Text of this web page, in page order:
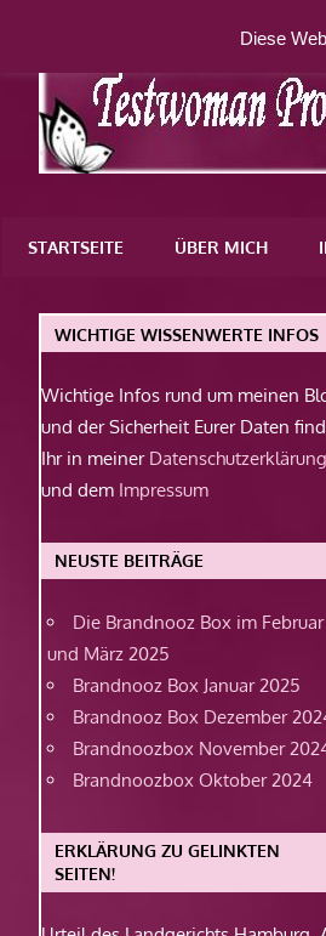
springen
WordPress-
STARTSEITE ÜBER MICH
WICHTIGE WISSENWERTE INFOS
Wichtige Infos rund um meinen
und der Sicherheit Eurer Daten
Ihr in meiner Datenschutzerklärung
und dem Impressum
NEUSTE BEITRÄGE
Die Brandnooz Box im Februar
und März 2025
Brandnooz Box Januar 2025
Brandnooz Box Dezember
Brandnoozbox November
Brandnoozbox Oktober 2024
ERKLÄRUNG ZU GELINKTEN
SEITEN!
Diese